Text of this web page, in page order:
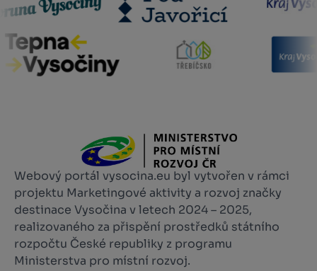
Webový portál vysocina.eu byl vytvořen v rámci
projektu Marketingové aktivity a rozvoj značky
destinace Vysočina v letech 2024 – 2025,
realizovaného za přispění prostředků státního
rozpočtu České republiky z programu
Ministerstva pro místní rozvoj.